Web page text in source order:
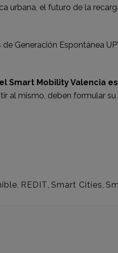
urbana, el futuro de la
Generación Espontánea
Smart Mobility Valencia
al mismo, deben formular
, REDIT, Smart Cities,